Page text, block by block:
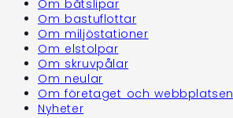
Om båtslipar
Om bastuflottar
Om miljöstationer
Om elstolpar
Om skruvpålar
Om neular
Om företaget och webbplatsen
Nyheter